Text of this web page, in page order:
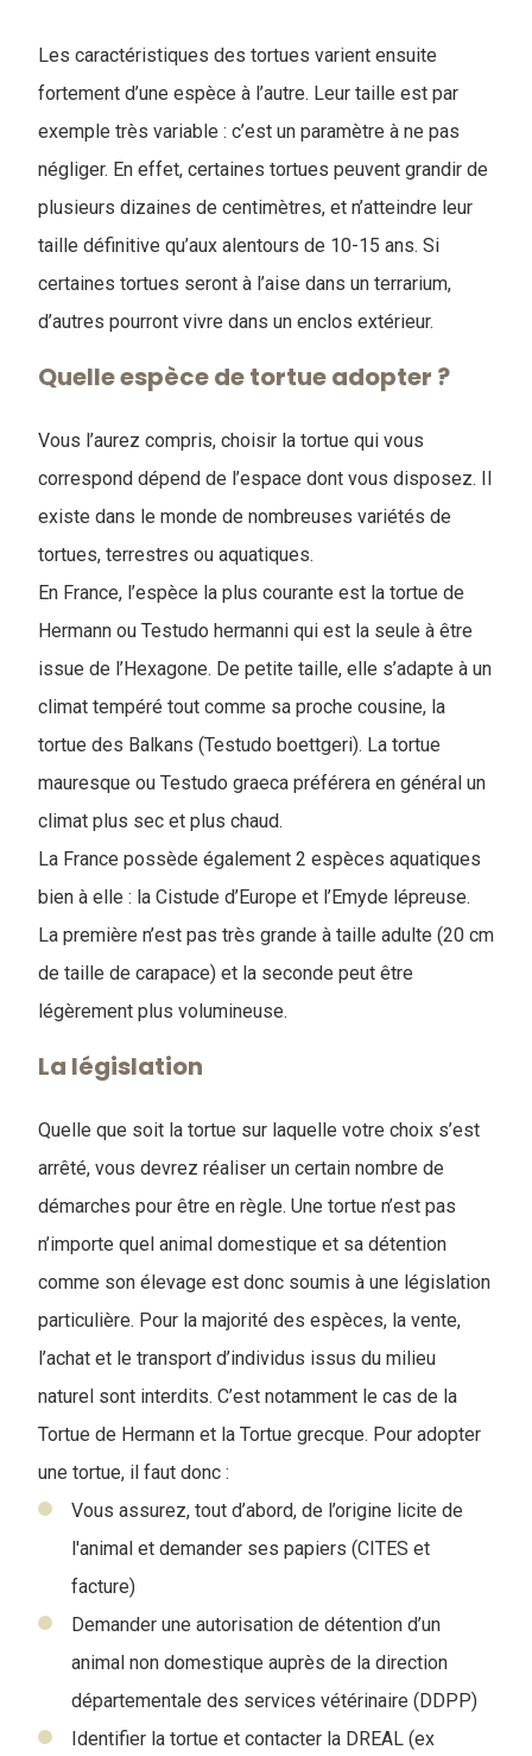
Les caractéristiques des tortues varient ensuite
fortement d’une espèce à l’autre. Leur taille est par
exemple très variable : c’est un paramètre à ne pas
négliger. En effet, certaines tortues peuvent grandir de
plusieurs dizaines de centimètres, et n’atteindre leur
taille définitive qu’aux alentours de 10-15 ans. Si
certaines tortues seront à l’aise dans un terrarium,
d’autres pourront vivre dans un enclos extérieur.
Quelle espèce de tortue adopter ?
Vous l’aurez compris, choisir la tortue qui vous
correspond dépend de l’espace dont vous disposez. Il
existe dans le monde de nombreuses variétés de
tortues, terrestres ou aquatiques.
En France, l’espèce la plus courante est la tortue de
Hermann ou Testudo hermanni qui est la seule à être
issue de l’Hexagone. De petite taille, elle s’adapte à un
climat tempéré tout comme sa proche cousine, la
tortue des Balkans (Testudo boettgeri). La tortue
mauresque ou Testudo graeca préférera en général un
climat plus sec et plus chaud.
La France possède également 2 espèces aquatiques
bien à elle : la Cistude d’Europe et l’Emyde lépreuse.
La première n’est pas très grande à taille adulte (20 cm
de taille de carapace) et la seconde peut être
légèrement plus volumineuse.
La législation
Quelle que soit la tortue sur laquelle votre choix s’est
arrêté, vous devrez réaliser un certain nombre de
démarches pour être en règle. Une tortue n’est pas
n’importe quel animal domestique et sa détention
comme son élevage est donc soumis à une législation
particulière. Pour la majorité des espèces, la vente,
l’achat et le transport d’individus issus du milieu
naturel sont interdits. C’est notamment le cas de la
Tortue de Hermann et la Tortue grecque. Pour adopter
une tortue, il faut donc :
Vous assurez, tout d’abord, de l’origine licite de
l'animal et demander ses papiers (CITES et
facture)
Demander une autorisation de détention d’un
animal non domestique auprès de la direction
départementale des services vétérinaire (DDPP)
Identifier la tortue et contacter la DREAL (ex